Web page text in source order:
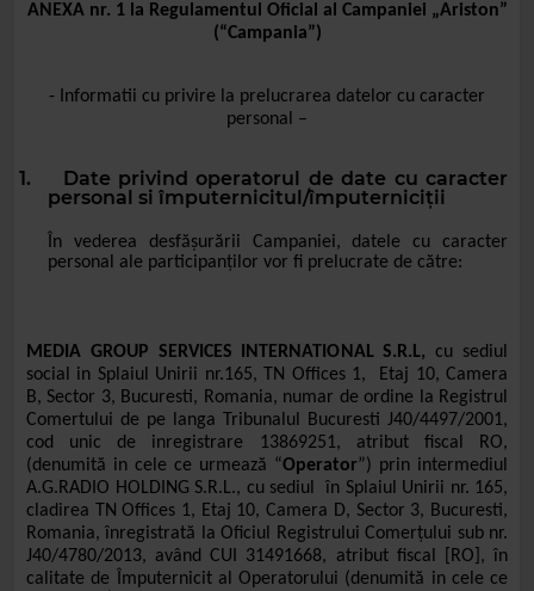
ANEXA nr. 1 la Regulamentul Oficial al Campaniei „Ariston”
(“Campania”)
- Informatii cu privire la prelucrarea datelor cu caracter
personal –
1.
Date privind operatorul de date cu caracter
personal si împuternicitul/împuterniciții
În vederea desfășurării Campaniei, datele cu caracter
personal ale participanților vor fi prelucrate de către:
MEDIA GROUP SERVICES INTERNATIONAL S.R.L, cu sediul
social in Splaiul Unirii nr.165, TN Offices 1, Etaj 10, Camera
B, Sector 3, Bucuresti, Romania, numar de ordine la Registrul
Comertului de pe langa Tribunalul Bucuresti J40/4497/2001,
cod unic de inregistrare 13869251, atribut fiscal RO,
(denumită in cele ce urmează “Operator”) prin intermediul
A.G.RADIO HOLDING S.R.L., cu sediul în Splaiul Unirii nr. 165,
cladirea TN Offices 1, Etaj 10, Camera D, Sector 3, Bucuresti,
Romania, înregistrată la Oficiul Registrului Comerțului sub nr.
J40/4780/2013, având CUI 31491668, atribut fiscal [RO], în
calitate de Împuternicit al Operatorului (denumită in cele ce